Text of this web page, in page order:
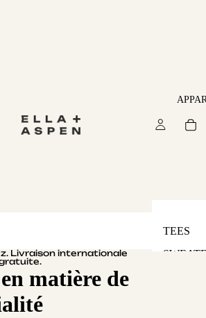
TEES
Livraison internationale
matière de